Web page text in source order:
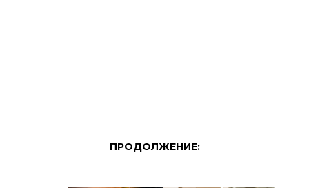
ПРОДОЛЖЕНИЕ: